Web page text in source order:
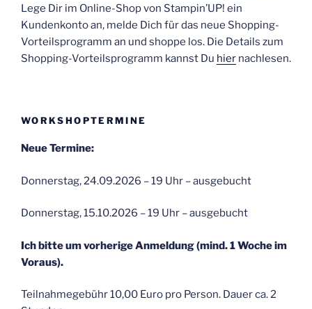
Lege Dir im Online-Shop von Stampin’UP! ein
Kundenkonto an, melde Dich für das neue Shopping-
Vorteilsprogramm an und shoppe los. Die Details zum
Shopping-Vorteilsprogramm kannst Du hier nachlesen.
WORKSHOPTERMINE
Neue Termine:
Donnerstag, 24.09.2026 – 19 Uhr – ausgebucht
Donnerstag, 15.10.2026 – 19 Uhr – ausgebucht
Ich bitte um vorherige Anmeldung (mind. 1 Woche im
Voraus).
Teilnahmegebühr 10,00 Euro pro Person. Dauer ca. 2